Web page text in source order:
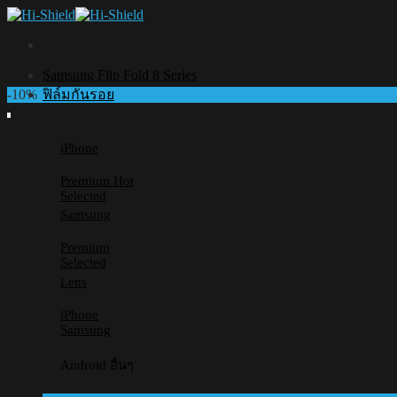
Skip
Samsung Flip Fold 8 Series
ฟิล์มกันรอย
iPhone
Premium
Selected
Samsung
Premium
Selected
Lens
iPhone
Samsung
Android อื่นๆ
-10%